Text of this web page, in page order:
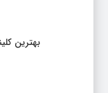
بهترین